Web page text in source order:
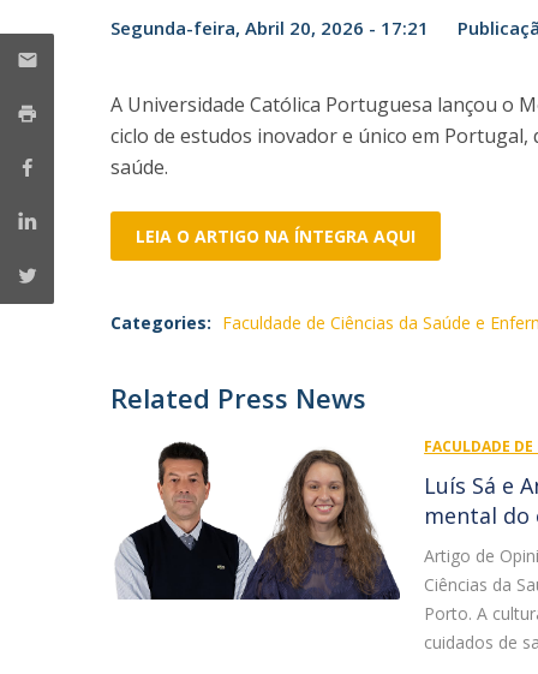
Mestrado em Enfermagem de Reabilitação
Pediátrica
Mestrado em Enfermagem Médico-Cirúrgica na área
Enfermagem à Pessoa em Situação Crítica
Enfermagem de Saúde Comunitária e de Saúde Pública
Mestrado em Regeneração e Viabilidade Tecidular
Provedor do Estudante
Nacionais
Internacionais
Segunda-feira, Abril 20, 2026 - 17:21
A Universidade Católica Portuguesa lançou o
ciclo de estudos inovador e único em
saúde.
LEIA O ARTIGO NA ÍNTEGRA AQUI
Categories: Faculdade de Ciências da Saúde e
Related Press News
FACULDADE
Luís Sá e
mental
Artigo de
Ciências da
Porto. A
cuidados de